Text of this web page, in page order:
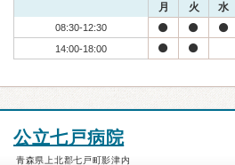
月 火 水
08:30-12:30
14:00-18:00
公立七戸病院
青森県上北郡七戸町影津内